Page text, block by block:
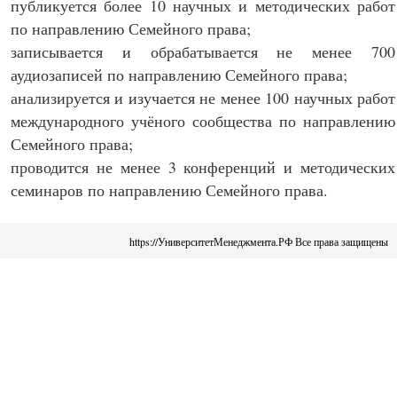
публикуется более 10 научных и методических работ
по направлению Семейного права;
записывается и обрабатывается не менее 700
аудиозаписей по направлению Семейного права;
анализируется и изучается не менее 100 научных работ
международного учёного сообщества по направлению
Семейного права;
проводится не менее 3 конференций и методических
семинаров по направлению Семейного права.
https://УниверситетМенеджмента.РФ Все права защищены